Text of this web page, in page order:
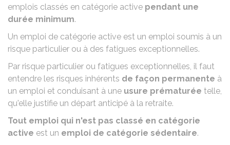
emplois classés en catégorie active pendant une
durée minimum.
Un emploi de catégorie active est un emploi soumis à un
risque particulier ou à des fatigues exceptionnelles.
Par risque particulier ou fatigues exceptionnelles, il faut
entendre les risques inhérents de façon permanente à
un emploi et conduisant à une usure prématurée telle,
qu'elle justifie un départ anticipé à la retraite.
Tout emploi qui n'est pas classé en catégorie
active est un emploi de catégorie sédentaire.